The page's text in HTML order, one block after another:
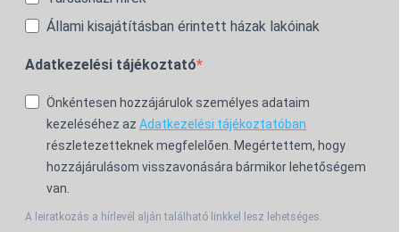
Állami kisajátításban érintett házak lakóinak
Adatkezelési tájékoztató
Önkéntesen hozzájárulok személyes adataim
kezeléséhez az Adatkezelési tájékoztatóban
részletezetteknek megfelelően. Megértettem, hogy
hozzájárulásom visszavonására bármikor lehetőségem
van.
A leiratkozás a hírlevél alján található linkkel lesz lehetséges.